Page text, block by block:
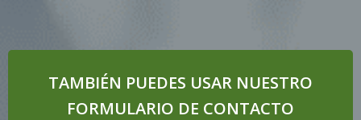
TAMBIÉN PUEDES USAR NUESTRO
FORMULARIO DE CONTACTO